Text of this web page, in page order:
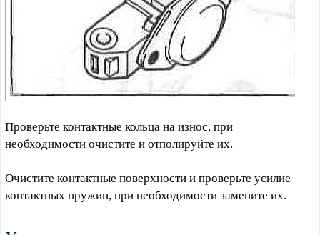
Проверьте контактные кольца на износ, при
необходимости очистите и отполируйте их.
Очистите контактные поверхности и проверьте усилие
контактных пружин, при необходимости замените их.